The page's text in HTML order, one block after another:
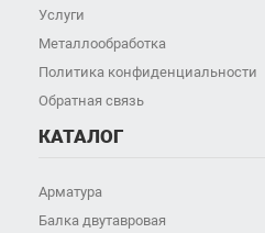
Услуги
Металлообработка
Политика конфиденциальности
Обратная связь
КАТАЛОГ
Арматура
Балка двутавровая